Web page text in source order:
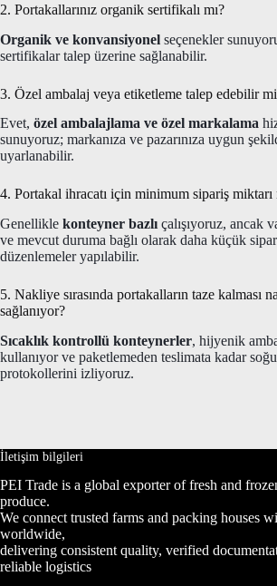
2. Portakallarınız organik sertifikalı mı?
Organik ve konvansiyonel seçenekler
sertifikalar talep üzerine sağlanabilir.
3. Özel ambalaj veya etiketleme talep edebilir
Evet, özel ambalajlama ve özel markalama
sunuyoruz; markanıza ve pazarınıza uygun
uyarlanabilir.
4. Portakal ihracatı için minimum sipariş miktarı
Genellikle konteyner bazlı çalışıyoruz, ancak
ve mevcut duruma bağlı olarak daha küçük
düzenlemeler yapılabilir.
5. Nakliye sırasında portakalların taze kalması
sağlanıyor?
Sıcaklık kontrollü konteynerler, hijyenik
kullanıyor ve paketlemeden teslimata kadar
protokollerini izliyoruz.
İletişim bilgileri
PEI Trade is a global exporter of fresh and
produce.
We connect trusted farms and packing houses
worldwide,
delivering consistent quality, verified
reliable logistics